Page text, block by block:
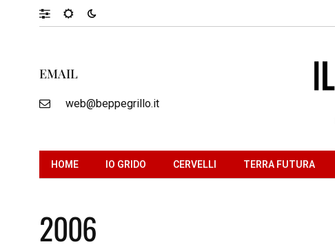
EMAIL
web@beppegrillo.it
HOME IO GRIDO CERVELLI TERRA FUTURA
2006